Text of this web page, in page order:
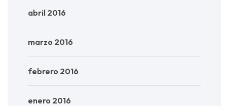
abril 2016
marzo 2016
febrero 2016
enero 2016